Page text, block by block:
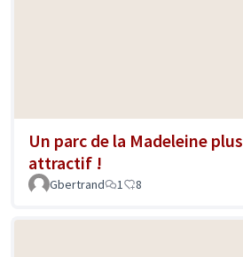
Un parc de la Madeleine plus
attractif !
Gbertrand 1 8